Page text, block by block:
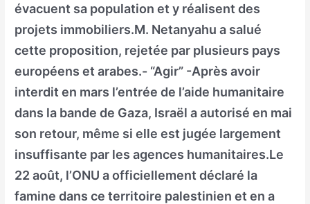
évacuent sa population et y réalisent des
projets immobiliers.M. Netanyahu a salué
cette proposition, rejetée par plusieurs pays
européens et arabes.- “Agir” -Après avoir
interdit en mars l’entrée de l’aide humanitaire
dans la bande de Gaza, Israël a autorisé en mai
son retour, même si elle est jugée largement
insuffisante par les agences humanitaires.Le
22 août, l’ONU a officiellement déclaré la
famine dans ce territoire palestinien et en a